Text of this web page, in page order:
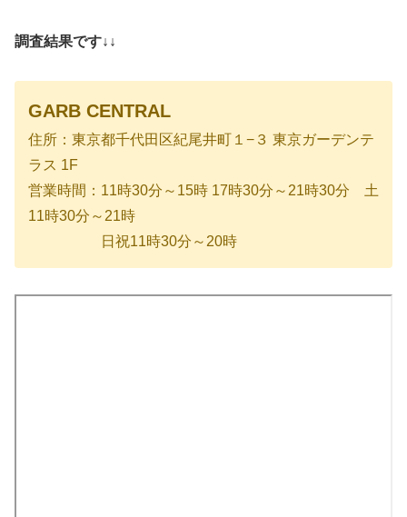
調査結果です↓↓
GARB CENTRAL
住所：東京都千代田区紀尾井町１−３ 東京ガーデンテ
ラス 1F
営業時間：11時30分～15時 17時30分～21時30分 土
11時30分～21時
日祝11時30分～20時